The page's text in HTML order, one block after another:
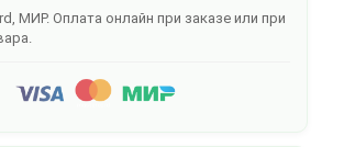
МИР. Оплата онлайн при заказе или при